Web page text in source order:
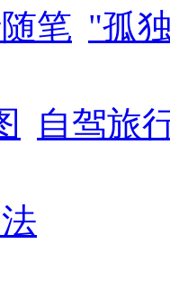
笔 "孤
自驾旅